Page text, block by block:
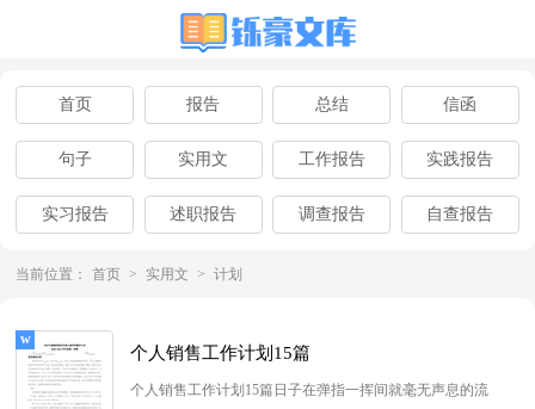
首页 报告 总结 信函
句子 实用文 工作报告 实践报告
实习报告 述职报告 调查报告 自查报告
离职报告
当前位置： 首页 > 实用文 > 计划
个人销售工作计划15篇
个人销售工作计划15篇日子在弹指一挥间就毫无声息的流